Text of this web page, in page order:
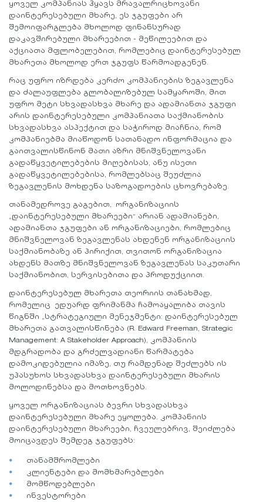
ყოველ კომპანიას ჰყავს მრავალრიცხოვანი
დაინტერესებული მხარე, ეს ჯგუფები არ
შემოიფარგლება მხოლოდ ფინანსურად
დაკავშირებული მხარეებით - მეწილეებით და
აქციათა მფლობელებით, რომლებიც დაინტერესებულ
მხარეთა მხოლოდ ერთ ჯგუფს წარმოადგენენ.
რაც უფრო იზრდება კერძო კომპანიების ზეგავლენა
და ძალაუფლება გლობალიზებულ სამყაროში, მით
უფრო მეტი სხვადასხვა მხარე და ადამიანთა ჯგუფი
არის დაინტერესებული კომპანიათა საქმიანობის
სხვადასხვა ასპექტით და საჭიროდ მიაჩნია, რომ
კომპანიებმა მიაწოდონ სათანადო ინფორმაცია და
გაითვალისწინონ მათი აზრი მნიშვნელოვანი
გადაწყვეტილებების მიღებისას, ანუ ისეთი
გადაწყვეტილებებისა, რომლებსაც შეუძლია
ზეგავლენის მოხდენა საზოგადოების ცხოვრებაზე.
თანამედროვე გაგებით, ორგანიზაციის
„დაინტერესებული მხარეები“ არიან ადამიანები,
ადამიანთა ჯგუფები ან ორგანიზაციები, რომლებიც
მნიშვნელოვან ზეგავლენას ახდენენ ორგანიზაციის
საქმიანობაზე ან პირიქით, თვითონ ორგანიზაცია
ახდენს მათზე მნიშვნელოვან ზეგავლენას საკუთარი
საქმიანობით, სერვისებითა და პროდუქციით.
დაინტერესებულ მხარეთა თეორიის თანახმად,
რომელიც ედუარდ ფრიმანმა ჩამოაყალიბა თავის
წიგნში „სტრატეგიული მენეჯმენტი: დაინტერესებულ
მხარეთა გათვალისწინება (R. Edward Freeman, Strategic
Management: A Stakeholder Approach), კომპანიის
მდგრადობა და გრძელვადიანი წარმატება
დამოკიდებულია იმაზე, თუ რამდენად შეძლებს ის
უპასუხოს სხვადასხვა დაინტერესებული მხარის
მოლოდინებსა და მოთხოვნებს.
ყოველ ორგანიზაციას ბევრი სხვადასხვა
დაინტერესებული მხარე ეყოლება. კომპანიის
დაინტერესებული მხარეები, ჩვეულებრივ, შეიძლება
მოიცავდეს შემდეგ ჯგუფებს:
თანამშრომლები
კლიენტები და მომხმარებლები
მომწოდებლები
ინვესტორები